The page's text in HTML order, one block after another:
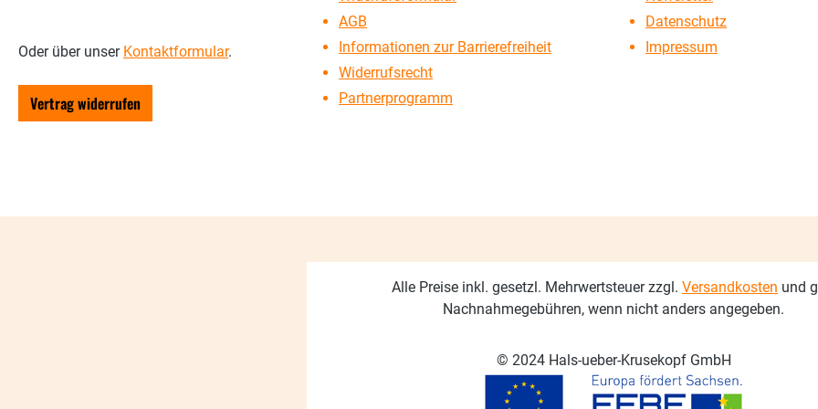
Oder über unser Kontaktformular.
Vertrag widerrufen
AGB
Informationen zur Barrierefreiheit
Widerrufsrecht
Partnerprogramm
Datenschutz
Impressum
Alle Preise inkl. gesetzl. Mehrwertsteuer zzgl. Versandkosten und
Nachnahmegebühren, wenn nicht anders angegeben.
© 2024 Hals-ueber-Krusekopf GmbH